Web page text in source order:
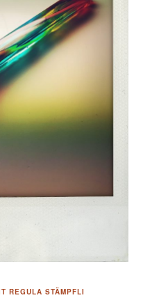
REGULA STÄMPFLI